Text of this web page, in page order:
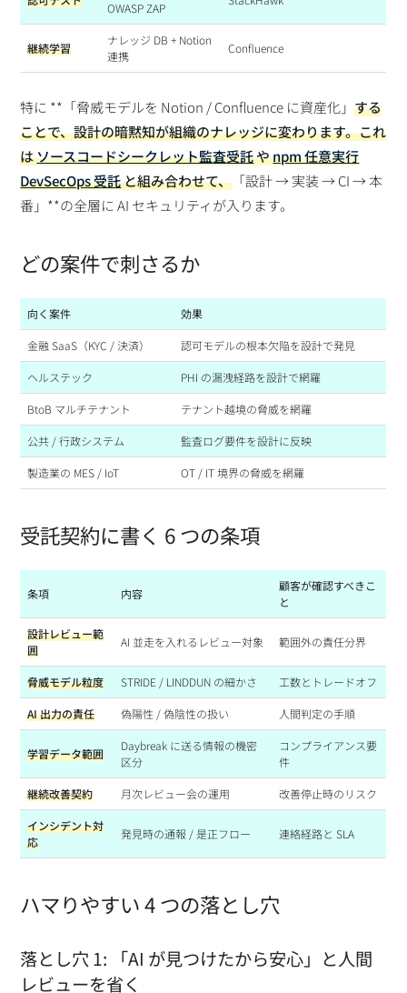
OWASP ZAP
継続学習
ナレッジ DB + Notion
連携
Confluence
特に **「脅威モデルを Notion / Confluence に資産化」する
ことで、設計の暗黙知が組織のナレッジに変わります。これ
はソースコードシークレット監査受託やnpm 任意実行
DevSecOps 受託と組み合わせて、 「設計 → 実装 → CI → 本
番」**の全層に AI セキュリティが入ります。
どの案件で刺さるか
向く案件 効果
金融 SaaS（KYC / 決済） 認可モデルの根本欠陥を設計で発見
ヘルステック PHI の漏洩経路を設計で網羅
BtoB マルチテナント テナント越境の脅威を網羅
公共 / 行政システム 監査ログ要件を設計に反映
製造業の MES / IoT OT / IT 境界の脅威を網羅
受託契約に書く 6 つの条項
条項 内容
顧客が確認すべきこ
と
設計レビュー範
囲
AI 並走を入れるレビュー対象 範囲外の責任分界
脅威モデル粒度 STRIDE / LINDDUN の細かさ 工数とトレードオフ
AI 出力の責任 偽陽性 / 偽陰性の扱い 人間判定の手順
学習データ範囲
Daybreak に送る情報の機密
区分
コンプライアンス要
件
継続改善契約 月次レビュー会の運用 改善停止時のリスク
インシデント対
応
発見時の通報 / 是正フロー 連絡経路と SLA
ハマりやすい 4 つの落とし穴
落とし穴 1: 「AI が見つけたから安心」と人間
レビューを省く